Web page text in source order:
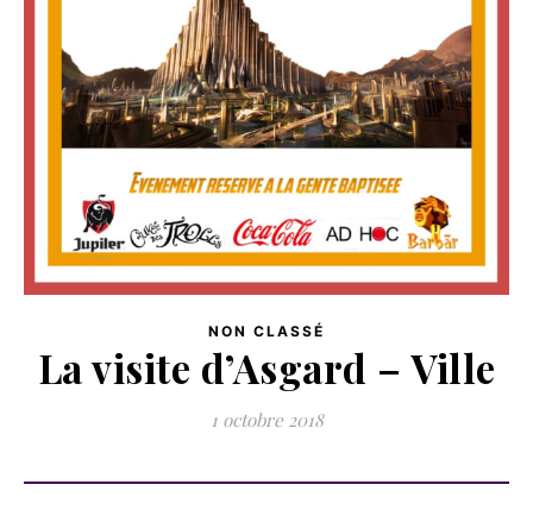
NON CLASSÉ
La visite d’Asgard – Ville
1 octobre 2018